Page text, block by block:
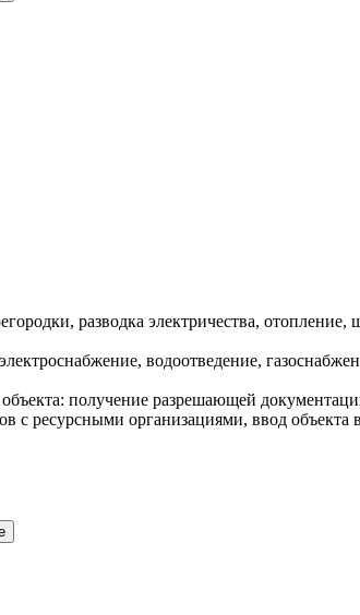
разводка электричества,
водоотведение,
получение разрешающей
с ресурсными организациями, ввод объекта